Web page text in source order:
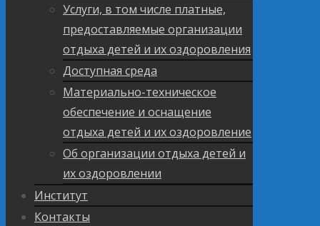
Услуги, в том числе платные,
предоставляемые организации
отдыха детей и их оздоровления
Доступная среда
Материально-техническое
обеспечение и оснащение
отдыха детей и их оздоровление
Об организации отдыха детей и
их оздоровлении
Институт
Контакты